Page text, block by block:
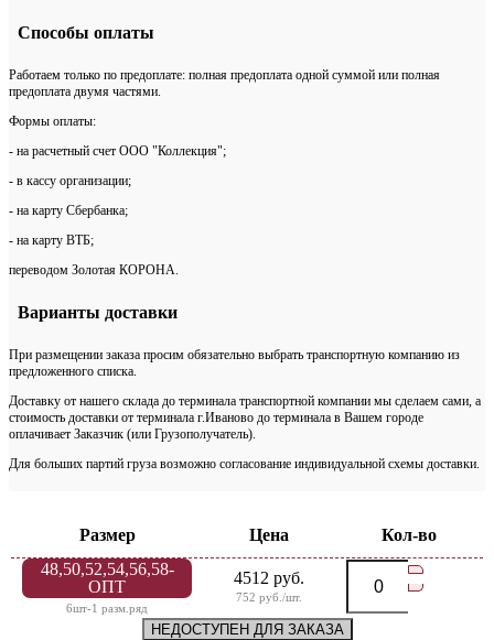
Способы оплаты
Работаем только по предоплате: полная предоплата одной суммой или полная
предоплата двумя частями.
Формы оплаты:
- на расчетный счет ООО "Коллекция";
- в кассу организации;
- на карту Сбербанка;
- на карту ВТБ;
переводом Золотая КОРОНА.
Варианты доставки
При размещении заказа просим обязательно выбрать транспортную компанию из
предложенного списка.
Доставку от нашего склада до терминала транспортной компании мы сделаем сами, а
стоимость доставки от терминала г.Иваново до терминала в Вашем городе
оплачивает Заказчик (или Грузополучатель).
Для больших партий груза возможно согласование индивидуальной схемы доставки.
Размер Цена
Кол-во
48,50,52,54,56,58-
ОПТ
6шт-1 разм.ряд
4512 руб.
752 руб./шт.
НЕДОСТУПЕН ДЛЯ ЗАКАЗА